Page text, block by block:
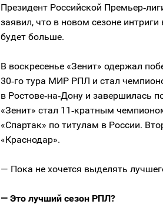
Президент Российской
заявил, что в новом сезоне
будет больше.
В воскресенье «Зенит» одержал
30‑го тура МИР РПЛ и стал
в Ростове‑на‑Дону и завершилась
«Зенит» стал 11‑кратным
«Спартак» по титулам в России.
«Краснодар».
— Пока не хочется выделять
— Это лучший сезон РПЛ?